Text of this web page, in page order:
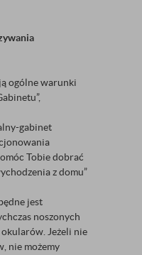
ogólne warunki
gabinet
Tobie dobrać
z domu”
jest
noszonych
Jeżeli nie
nie możemy